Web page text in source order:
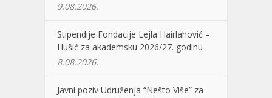
9.08.2026.
Stipendije Fondacije Lejla Hairlahović –
Hušić za akademsku 2026/27. godinu
8.08.2026.
Javni poziv Udruženja “Nešto Više” za